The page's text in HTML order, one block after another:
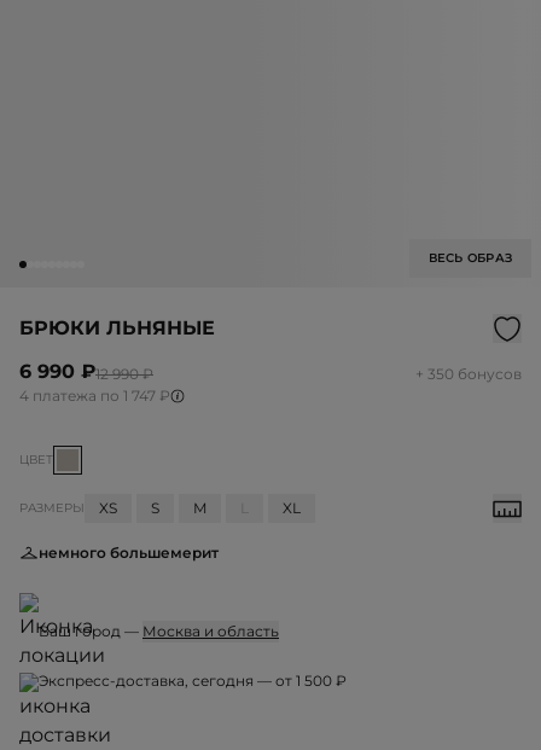
ВЕСЬ ОБРАЗ
БРЮКИ ЛЬНЯНЫЕ
6 990 ₽12 990 ₽
+ 350 бонусов
4 платежа по 1 747 ₽
ЦВЕТ
РАЗМЕРЫ XS S M XL
немного большемерит
Ваш город — Москва и область
Экспресс-доставка, сегодня — от 1 500 ₽